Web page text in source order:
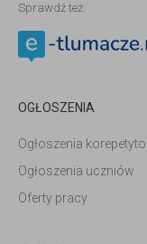
Sprawdź też:
OGŁOSZENIA
Ogłoszenia
Ogłoszenia uczniów
Oferty pracy